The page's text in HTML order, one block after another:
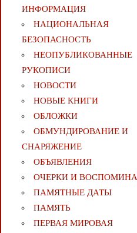
ИНФОРМАЦИЯ
НАЦИОНАЛЬНАЯ
БЕЗОПАСНОСТЬ
НЕОПУБЛИКОВАННЫЕ
РУКОПИСИ
НОВОСТИ
НОВЫЕ КНИГИ
ОБЛОЖКИ
ОБМУНДИРОВАНИЕ И
СНАРЯЖЕНИЕ
ОБЪЯВЛЕНИЯ
ОЧЕРКИ И
ПАМЯТНЫЕ ДАТЫ
ПАМЯТЬ
ПЕРВАЯ МИРОВАЯ